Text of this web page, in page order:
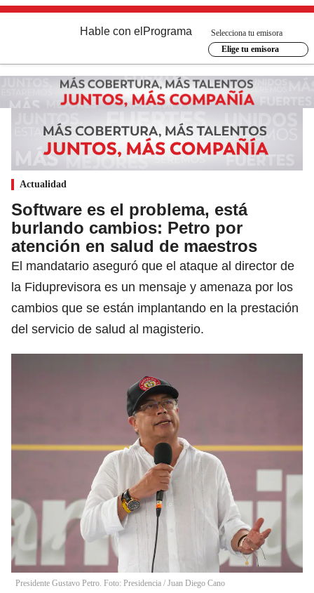
Hable con el Programa
Selecciona tu emisora
Elige tu emisora
Actualidad
Software es el problema, está
burlando cambios: Petro por
atención en salud de maestros
El mandatario aseguró que el ataque al director de
la Fiduprevisora es un mensaje y amenaza por los
cambios que se están implantando en la prestación
del servicio de salud al magisterio.
Presidente Gustavo Petro. Foto: Presidencia / Juan Diego Cano